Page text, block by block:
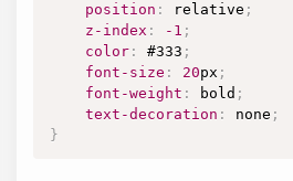
position : relative ;
z-index : -1 ;
color : #333 ;
font-size : 20px ;
font-weight : bold ;
text-decoration : none ;
}